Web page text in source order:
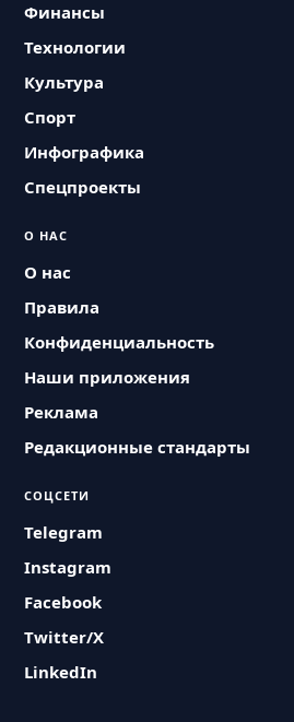
Финансы
Технологии
Культура
Спорт
Инфографика
Спецпроекты
О НАС
О нас
Правила
Конфиденциальность
Наши приложения
Реклама
Редакционные стандарты
СОЦСЕТИ
Telegram
Instagram
Facebook
Twitter/X
LinkedIn